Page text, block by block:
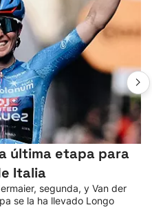
última etapa para
Italia
segunda, y Van der
se la ha llevado Longo